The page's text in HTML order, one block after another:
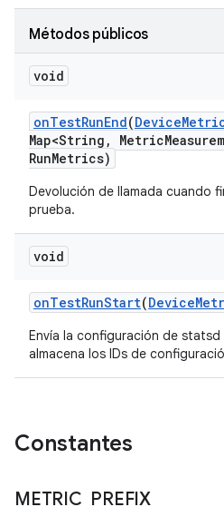
Métodos públicos
void
onTestRunEnd(Device
Map<String , Metric
RunMetrics)
Devolución de llamada cuando
prueba.
void
onTestRunStart(Device
Envía la configuración de
almacena los IDs de
Constantes
METRIC PREFIX